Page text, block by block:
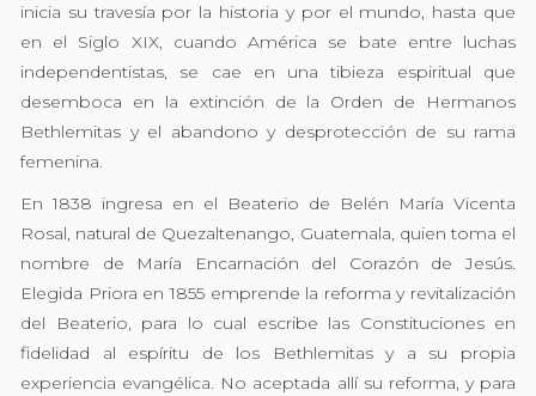
inicia su travesía por la historia y por el mundo, hasta que
en el Siglo XIX, cuando América se bate entre luchas
independentistas, se cae en una tibieza espiritual que
desemboca en la extinción de la Orden de Hermanos
Bethlemitas y el abandono y desprotección de su rama
femenina.
En 1838 ingresa en el Beaterio de Belén María Vicenta
Rosal, natural de Quezaltenango, Guatemala, quien toma el
nombre de María Encarnación del Corazón de Jesús.
Elegida Priora en 1855 emprende la reforma y revitalización
del Beaterio, para lo cual escribe las Constituciones en
fidelidad al espíritu de los Bethlemitas y a su propia
experiencia evangélica. No aceptada allí su reforma, y para